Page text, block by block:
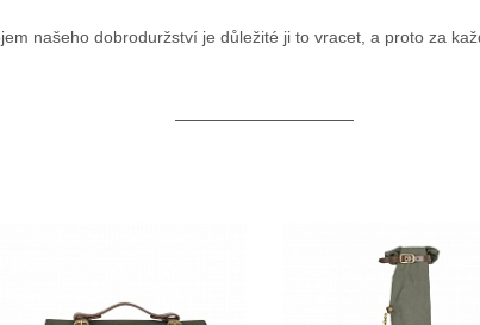
našeho dobroduržství je důležité ji to vracet, a proto za